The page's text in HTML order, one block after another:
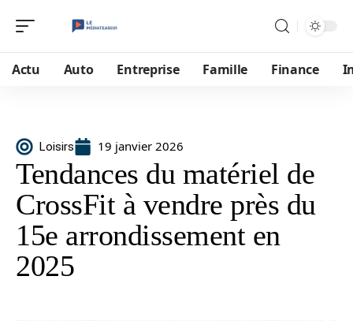
Actu Auto Entreprise Famille Finance
Loisirs 19 janvier 2026
Tendances du matériel de
CrossFit à vendre près du
15e arrondissement en
2025